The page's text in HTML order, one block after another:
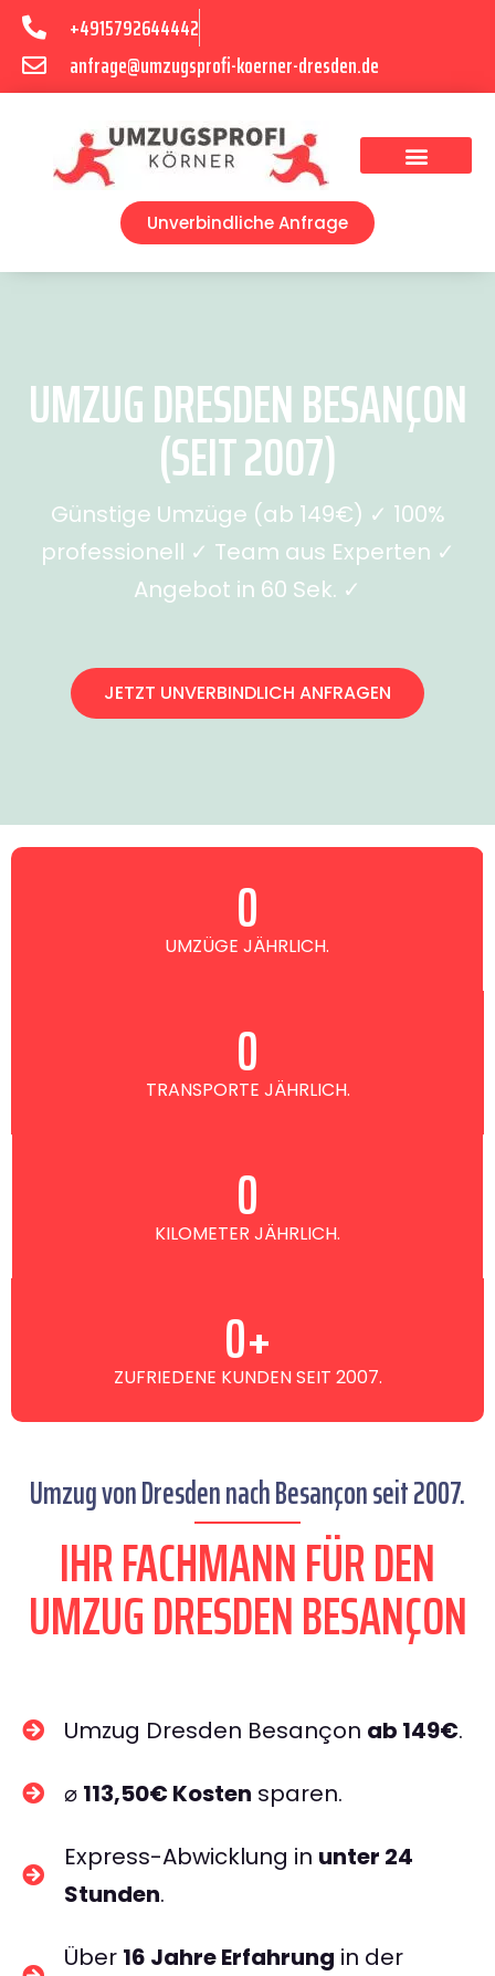
+4915792644442
anfrage@umzugsprofi-koerner-dresden.de
Unverbindliche Anfrage
UMZUG DRESDEN BESANÇON
(SEIT 2007)
Günstige Umzüge (ab 149€) ✓ 100%
professionell ✓ Team aus Experten ✓
Angebot in 60 Sek. ✓
JETZT UNVERBINDLICH ANFRAGEN
UMZÜGE JÄHRLICH.
0
TRANSPORTE JÄHRLICH.
0
KILOMETER JÄHRLICH.
0
ZUFRIEDENE KUNDEN SEIT 2007.
0+
Umzug von Dresden nach Besançon seit 2007.
IHR FACHMANN FÜR DEN
UMZUG DRESDEN BESANÇON
Umzug Dresden Besançon ab 149€.
⌀ 113,50€ Kosten sparen.
Express-Abwicklung in unter 24
Stunden.
Über 16 Jahre Erfahrung in der